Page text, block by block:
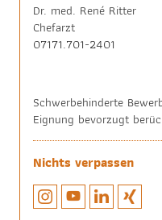
Dr. med. René Ritter
Chefarzt
07171.701-2401
Schwerbehinderte
Eignung bevorzugt
Nichts verpassen